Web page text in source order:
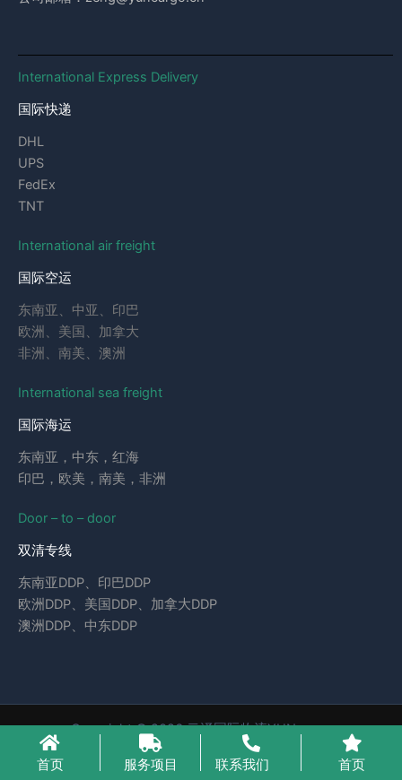
International Express Delivery
国际快递
DHL
UPS
FedEx
TNT
International air freight
国际空运
东南亚、中亚、印巴
欧洲、美国、加拿大
非洲、南美、澳洲
International sea freight
国际海运
东南亚，中东，红海
印巴，欧美，南美，非洲
Door – to – door
双清专线
东南亚DDP、印巴DDP
欧洲DDP、美国DDP、加拿大DDP
澳洲DDP、中东DDP
Copyright © 2026 云泽国际物流YUNcargo
粤ICP备2023046221号-1
首页 服务项目 联系我们 首页